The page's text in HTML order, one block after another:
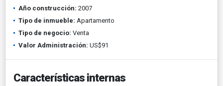
Año construcción: 2007
Tipo de inmueble: Apartamento
Tipo de negocio: Venta
Valor Administración: US$91
Características internas